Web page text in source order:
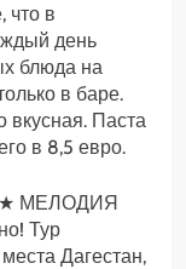
что в
день
блюда на
в баре.
Паста
в 8,5 евро.
★ МЕЛОДИЯ
Тур
Дагестан,